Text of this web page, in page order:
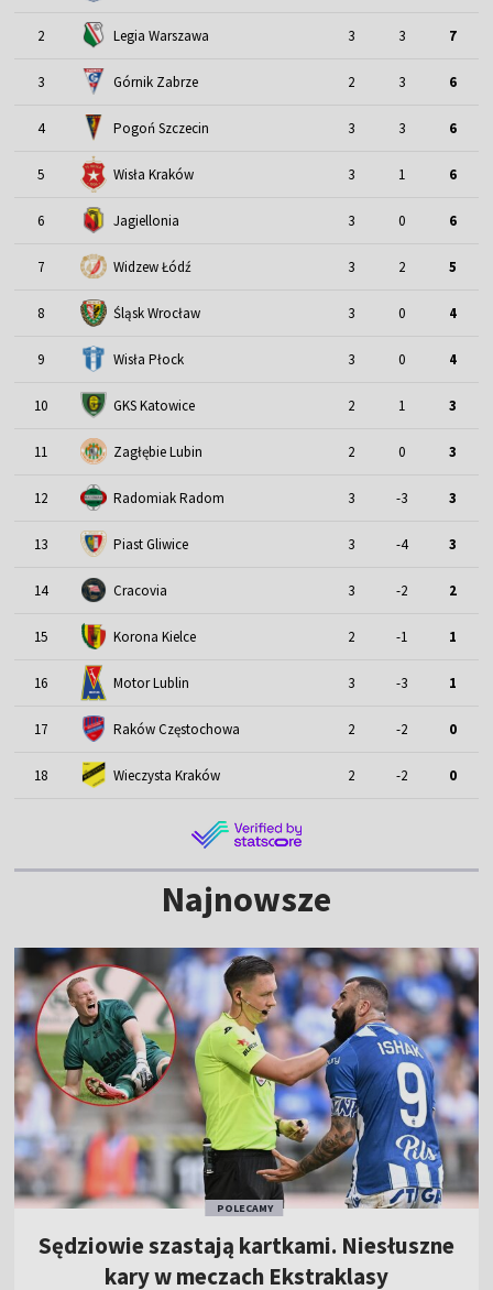
2 Legia Warszawa 3 3 7
3 Górnik Zabrze 2 3 6
4 Pogoń Szczecin 3 3 6
5 Wisła Kraków 3 1 6
6 Jagiellonia 3 0 6
7 Widzew Łódź 3 2 5
8 Śląsk Wrocław 3 0 4
9 Wisła Płock 3 0 4
10 GKS Katowice 2 1 3
11 Zagłębie Lubin 2 0 3
12 Radomiak Radom 3 -3 3
13 Piast Gliwice 3 -4 3
14 Cracovia 3 -2 2
15 Korona Kielce 2 -1 1
16 Motor Lublin 3 -3 1
17 Raków Częstochowa 2 -2 0
18 Wieczysta Kraków 2 -2 0
Najnowsze
POLECAMY
Sędziowie szastają kartkami. Niesłuszne
kary w meczach Ekstraklasy